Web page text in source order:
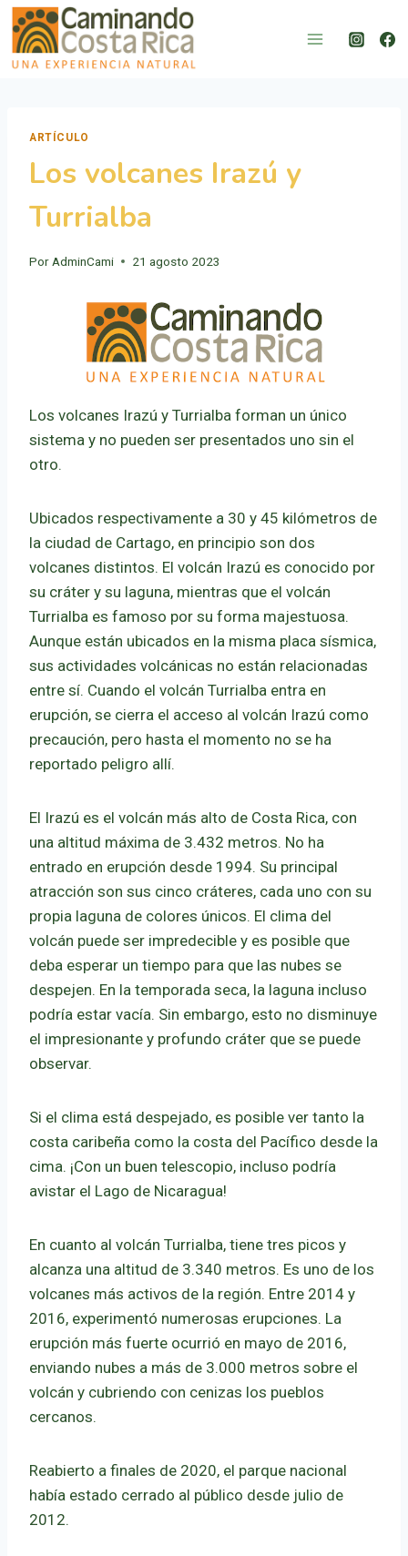
Saltar
contenido
ARTÍCULO
Los volcanes Irazú y
Turrialba
Por AdminCami 21 agosto 2023
Los volcanes Irazú y Turrialba forman un único
sistema y no pueden ser presentados uno sin el
otro.
Ubicados respectivamente a 30 y 45 kilómetros de
la ciudad de Cartago, en principio son dos
volcanes distintos. El volcán Irazú es conocido por
su cráter y su laguna, mientras que el volcán
Turrialba es famoso por su forma majestuosa.
Aunque están ubicados en la misma placa sísmica,
sus actividades volcánicas no están relacionadas
entre sí. Cuando el volcán Turrialba entra en
erupción, se cierra el acceso al volcán Irazú como
precaución, pero hasta el momento no se ha
reportado peligro allí.
El Irazú es el volcán más alto de Costa Rica, con
una altitud máxima de 3.432 metros. No ha
entrado en erupción desde 1994. Su principal
atracción son sus cinco cráteres, cada uno con su
propia laguna de colores únicos. El clima del
volcán puede ser impredecible y es posible que
deba esperar un tiempo para que las nubes se
despejen. En la temporada seca, la laguna incluso
podría estar vacía. Sin embargo, esto no disminuye
el impresionante y profundo cráter que se puede
observar.
Si el clima está despejado, es posible ver tanto la
costa caribeña como la costa del Pacífico desde la
cima. ¡Con un buen telescopio, incluso podría
avistar el Lago de Nicaragua!
En cuanto al volcán Turrialba, tiene tres picos y
alcanza una altitud de 3.340 metros. Es uno de los
volcanes más activos de la región. Entre 2014 y
2016, experimentó numerosas erupciones. La
erupción más fuerte ocurrió en mayo de 2016,
enviando nubes a más de 3.000 metros sobre el
volcán y cubriendo con cenizas los pueblos
cercanos.
Reabierto a finales de 2020, el parque nacional
había estado cerrado al público desde julio de
2012.